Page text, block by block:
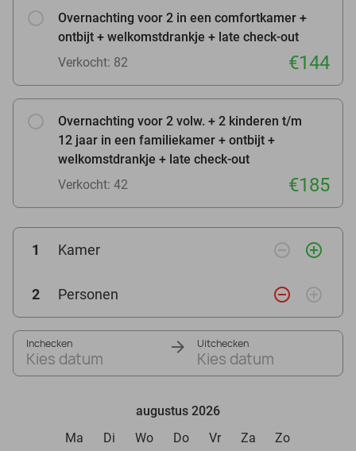
Overnachting voor 2 in een comfortkamer +
ontbijt + welkomstdrankje + late check-out
Verkocht: 82
€144
Overnachting voor 2 volw. + 2 kinderen t/m
12 jaar in een familiekamer + ontbijt +
welkomstdrankje + late check-out
Verkocht: 42
€185
1 Kamer remove_circle_outline add_circle_outline
2 Personen remove_circle_outline add_circle_outline
Inchecken
Kies datum
Uitchecken
Kies datum
augustus 2026
Ma
Di Wo Do Vr Za Zo